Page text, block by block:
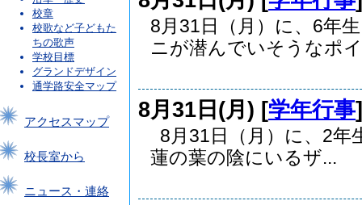
校章
校歌など子どもた
ちの歌声
学校目標
グランドデザイン
通学路安全マップ
アクセスマップ
校長室から
ニュース・連絡
8月31日（月）に、6年
ニが潜んでいそうなポ
8月31日(月) [学年行事
8月31日（月）に、2
蓮の葉の陰にいるザ...